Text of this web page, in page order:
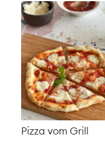
Pizza vom Grill